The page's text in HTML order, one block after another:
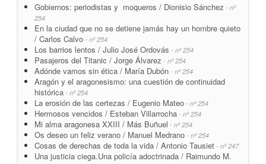
Gobiernos: periodistas y moqueros / Dionisio Sánchez - nº
254
En la ciudad que no se detiene jamás hay un hombre quieto
/ Carlos Calvo - nº 254
Los barrios lentos / Julio José Ordovás - nº 254
Pasajeros del Titanic / Jorge Álvarez - nº 254
Adónde vamos sin ética / María Dubón - nº 254
Aragón y el aragonesismo: una cuestión de continuidad
histórica - nº 254
La erosión de las certezas / Eugenio Mateo - nº 254
Hermosos vencidos / Esteban Villarrocha - nº 254
Mi alma aragonesa XXIII / Más Buñuel - nº 254
Os deseo un feliz verano / Manuel Medrano - nº 254
Cosas de derechas de toda la vida / Antonio Tausiet - nº 247
Una justicia ciega.Una policía adoctrinada / Raimundo M.